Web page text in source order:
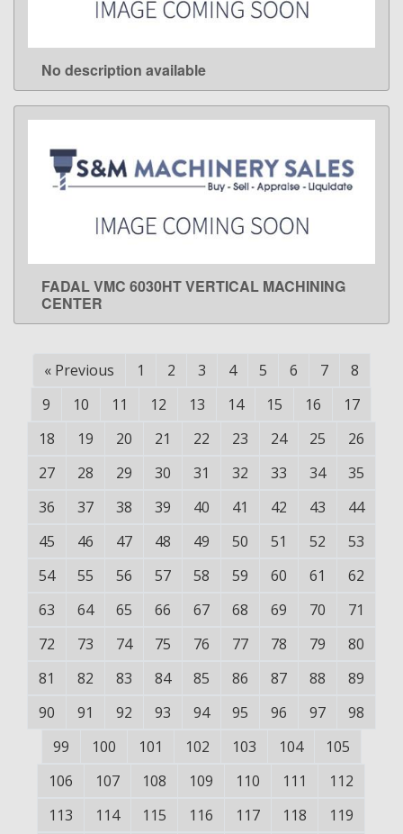
LEARN MORE
No description available
LEARN MORE
FADAL VMC 6030HT VERTICAL MACHINING
CENTER
« Previous 1 2 3 4 5 6 7
8
9
10 11 12 13 14 15 16
17
18
19 20 21 22 23 24 25
26
27
28 29 30 31 32 33 34
35
36
37 38 39 40 41 42 43
44
45
46 47 48 49 50 51 52
53
54
55 56 57 58 59 60 61
62
63
64 65 66 67 68 69 70
71
72
73 74 75 76 77 78 79
80
81
82 83 84 85 86 87 88
89
90
91 92 93 94 95 96 97
98
99
100 101 102 103 104
105
106
107 108 109 110 111
112
113
114 115 116 117 118
119